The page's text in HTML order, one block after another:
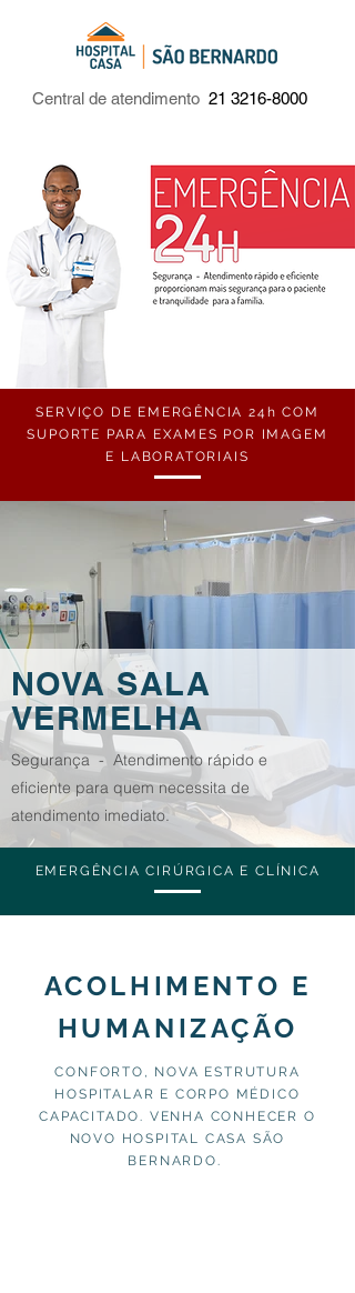
Central de atendimento 21 3216-8000
SERVIÇO DE EMERGÊNCIA 24h COM
SUPORTE PARA EXAMES POR IMAGEM
E LABORATORIAIS
NOVA SALA
VERMELHA
Segurança - Atendimento rápido e
eficiente para quem necessita de
atendimento imediato.
EMERGÊNCIA CIRÚRGICA E CLÍNICA
ACOLHIMENTO E
HUMANIZAÇÃO
CONFORTO, NOVA ESTRUTURA
HOSPITALAR E CORPO MÉDICO
CAPACITADO. VENHA CONHECER O
NOVO HOSPITAL CASA SÃO
BERNARDO.